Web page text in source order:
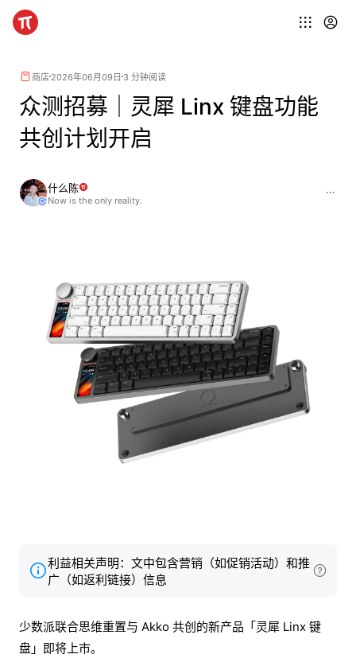
商店 2026年06月09日 3 分钟阅读
众测招募｜灵犀 Linx 键盘功能
共创计划开启
什么陈
Now is the only reality.
利益相关声明：文中包含营销（如促销活动）和推
广（如返利链接）信息
少数派联合思维重置与 Akko 共创的新产品「灵犀 Linx 键
盘」即将上市。